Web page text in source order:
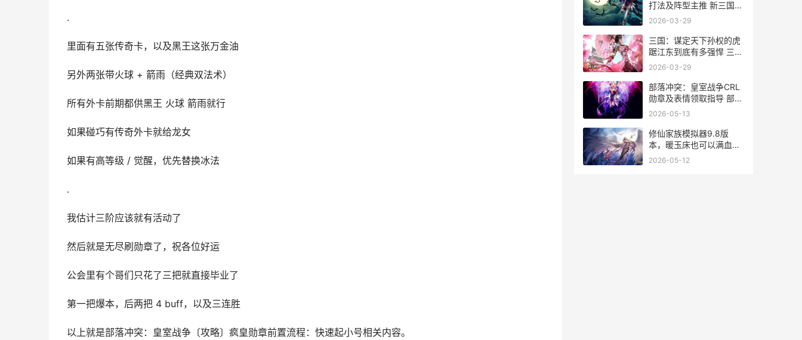
.
里面有五张传奇卡，以及黑王这张万金油
另外两张带火球 + 箭雨（经典双法术）
所有外卡前期都供黑王 火球 箭雨就行
如果碰巧有传奇外卡就给龙女
如果有高等级 / 觉醒，优先替换冰法
.
我估计三阶应该就有活动了
然后就是无尽刷勋章了，祝各位好运
公会里有个哥们只花了三把就直接毕业了
第一把爆本，后两把 4 buff，以及三连胜
以上就是部落冲突：皇室战争〔攻略〕疯皇勋章前置流程：快速起小号相关内容。
打法及阵型主推 新三国志
曹操传武将搭配
2026-03-29
三国：谋定天下孙权的虎
踞江东到底有多强悍 三国
谋定天下手游官网首页入
2026-03-29
部落冲突：皇室战争CRL
勋章及表情领取指导 部落
冲突皇室战争保卫国王攻
2026-05-13
修仙家族模拟器9.8版
本，暖玉床也可以满血脉
修仙家族模拟器攻略完整
2026-05-12